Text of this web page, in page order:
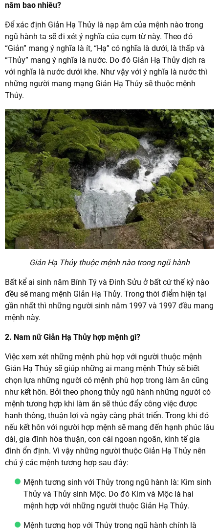
năm bao nhiêu?
Để xác định Giản Hạ Thủy là nạp âm của mệnh nào trong
ngũ hành ta sẽ đi xét ý nghĩa của cụm từ này. Theo đó
“Giản” mang ý nghĩa là ít, “Hạ” có nghĩa là dưới, là thấp và
“Thủy” mang ý nghĩa là nước. Do đó Giản Hạ Thủy dịch ra
với nghĩa là nước dưới khe. Như vậy với ý nghĩa là nước thì
những người mang mạng Giản Hạ Thủy sẽ thuộc mệnh
Thủy.
Giản Hạ Thủy thuộc mệnh nào trong ngũ hành
Bất kể ai sinh năm Bính Tý và Đinh Sửu ở bất cứ thế kỷ nào
đều sẽ mang mệnh Giản Hạ Thủy. Trong thời điểm hiện tại
gần nhất thì những người sinh năm 1997 và 1997 đều mang
mệnh này.
2. Nam nữ Giản Hạ Thủy hợp mệnh gì?
Việc xem xét những mệnh phù hợp với người thuộc mệnh
Giản Hạ Thủy sẽ giúp những ai mang mệnh Thủy sẽ biết
chọn lựa những người có mệnh phù hợp trong làm ăn cũng
như kết hôn. Bởi theo phong thủy ngũ hành những người có
mệnh tương hợp khi làm ăn sẽ thúc đẩy công việc được
hanh thông, thuận lợi và ngày càng phát triển. Trong khi đó
nếu kết hôn với người hợp mệnh sẽ mang đến hạnh phúc lâu
dài, gia đình hòa thuận, con cái ngoan ngoãn, kinh tế gia
đình ổn định. Vì vậy những người thuộc Giản Hạ Thủy nên
chú ý các mệnh tương hợp sau đây:
Mệnh tương sinh với Thủy trong ngũ hành là: Kim sinh
Thủy và Thủy sinh Mộc. Do đó Kim và Mộc là hai
mệnh hợp với những người thuộc Giản Hạ Thủy.
Mệnh tương hợp với Thủy trong ngũ hành chính là